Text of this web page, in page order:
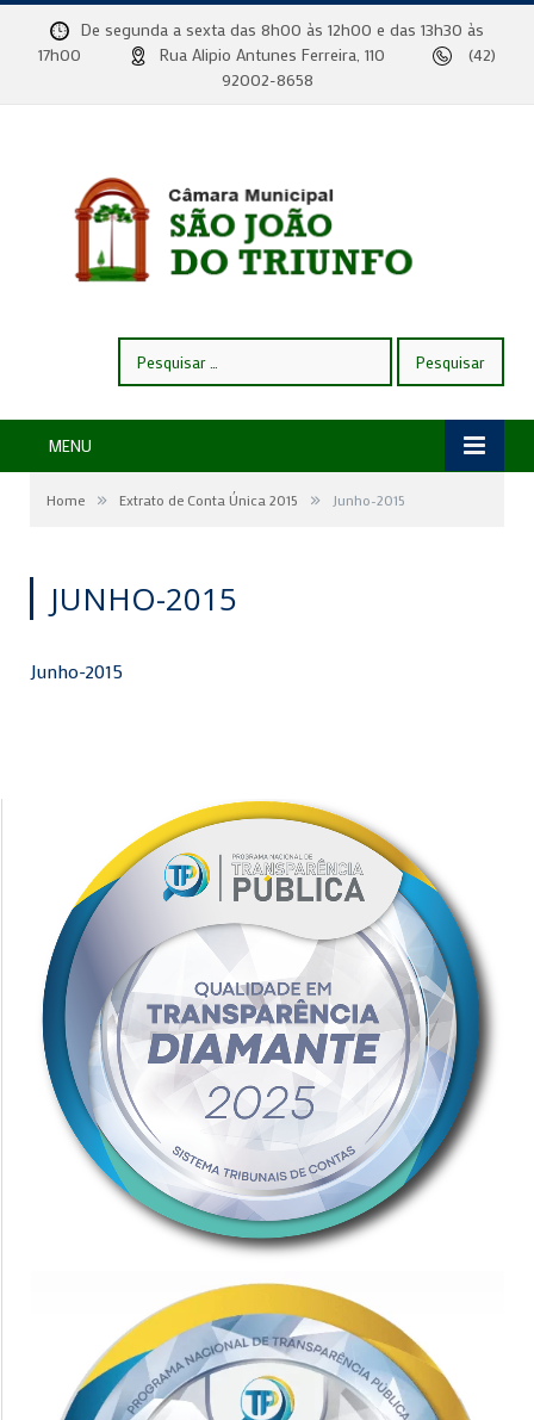
De segunda a sexta das 8h00 às 12h00 e das 13h30 às
17h00
Rua Alipio Antunes Ferreira, 110
(42)
92002-8658
por:
MENU
Home » Extrato de Conta Única 2015 » Junho-2015
JUNHO-2015
Junho-2015